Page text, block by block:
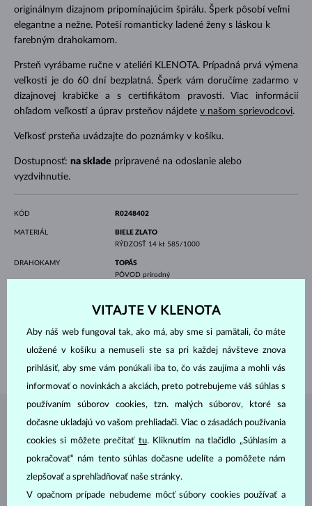
originálnym dizajnom pripomínajúcim špirálu. Šperk pôsobí veľmi
elegantne a nežne. Poteší romanticky ladené ženy s láskou k
farebným drahokamom.
Prsteň vyrábame ručne v ateliéri KLENOTA. Prípadná prvá výmena
veľkosti je do 60 dní bezplatná. Šperk vám doručíme zadarmo v
dizajnovej krabičke a s certifikátom pravosti. Viac informácií
ohľadom veľkostí a úprav prsteňov nájdete v našom sprievodcovi.
Veľkosť prsteňa uvádzajte do poznámky v košíku.
Dostupnosť: na sklade pripravené na odoslanie alebo
vyzdvihnutie.
KÓD R0248402
MATERIÁL
BIELE ZLATO
RÝDZOSŤ 14 kt 585/1000
DRAHOKAMY
TOPÁS
PÔVOD prírodný
VÝŠKA 7 mm
ŠPERKY ZATELIÉRU KLENOTA
VITAJTE V KLENOTA
Aby náš web fungoval tak, ako má, aby sme si pamätali, čo máte
uložené v košíku a nemuseli ste sa pri každej návšteve znova
prihlásiť, aby sme vám ponúkali iba to, čo vás zaujíma a mohli vás
informovať o novinkách a akciách, preto potrebujeme váš súhlas s
používaním súborov cookies, tzn. malých súborov, ktoré sa
dočasne ukladajú vo vašom prehliadači. Viac o zásadách používania
cookies si môžete prečítať tu. Kliknutím na tlačidlo „Súhlasím a
pokračovať“ nám tento súhlas dočasne udelíte a pomôžete nám
zlepšovať a sprehľadňovať naše stránky.
V opačnom prípade nebudeme môcť súbory cookies používať a